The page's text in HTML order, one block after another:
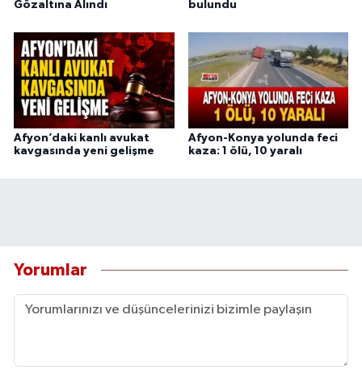
Gözaltına Alındı
bulundu
Afyon’daki kanlı avukat
kavgasında yeni gelişme
Afyon-Konya yolunda feci
kaza: 1 ölü, 10 yaralı
Yorumlar